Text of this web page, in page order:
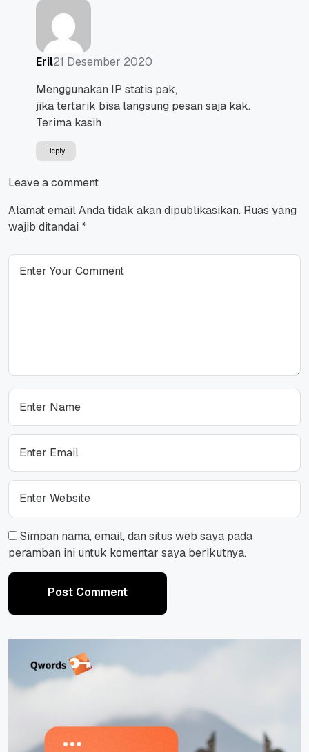
Eril21 Desember 2020
Menggunakan IP statis pak,
jika tertarik bisa langsung pesan saja kak.
Terima kasih
Reply
Leave a comment
Alamat email Anda tidak akan dipublikasikan. Ruas yang
wajib ditandai *
Simpan nama, email, dan situs web saya pada
peramban ini untuk komentar saya berikutnya.
Post Comment